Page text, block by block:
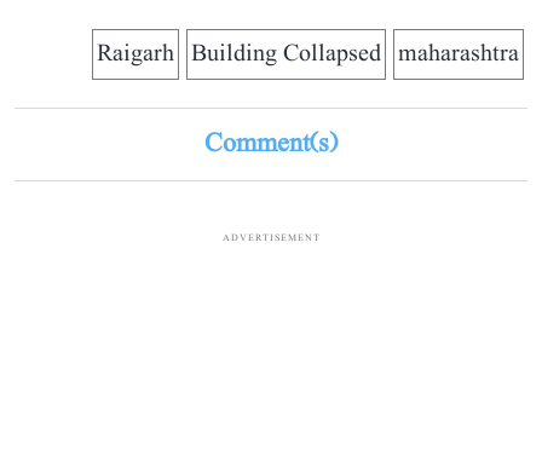
maharashtra
Building Collapsed
Raigarh
Comment(s)
ADVERTISEMENT